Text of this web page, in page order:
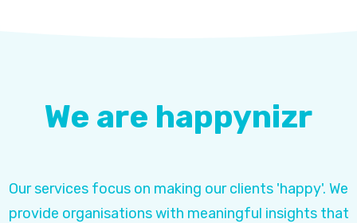
We are happynizr
Our services focus on making our clients 'happy'. We
provide organisations with meaningful insights that